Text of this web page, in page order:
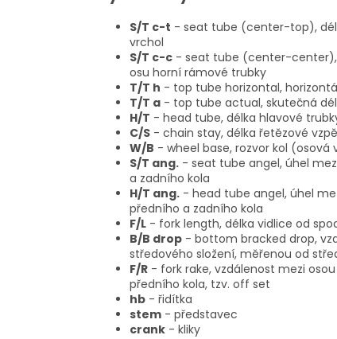
S/T c-t - seat tube (center-top),
vrchol
S/T c-c - seat tube (center-center),
osu horní rámové trubky
T/T h - top tube horizontal,
T/T a - top tube actual, skutečná
H/T - head tube, délka hlavové
C/S - chain stay, délka řetězové
W/B - wheel base, rozvor kol
S/T ang. - seat tube angel, úhel
a zadního kola
H/T ang. - head tube angel, úhel
předního a zadního kola
F/L - fork length, délka vidlice od
B/B drop - bottom bracked drop,
středového složení, měřenou od
F/R - fork rake, vzdálenost mezi
předního kola, tzv. off set
hb - řidítka
stem - představec
crank - kliky